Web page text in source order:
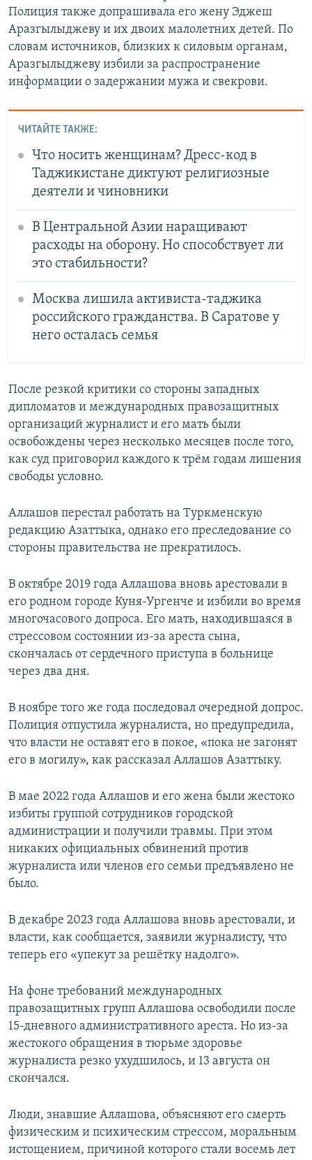
Полиция также допрашивала его жену Эджеш
Аразгылыджеву и их двоих малолетних детей. По
словам источников, близких к силовым органам,
Аразгылыджеву избили за распространение
информации о задержании мужа и свекрови.
ЧИТАЙТЕ ТАКЖЕ:
Что носить женщинам? Дресс-код в
Таджикистане диктуют религиозные
деятели и чиновники
В Центральной Азии наращивают
расходы на оборону. Но способствует ли
это стабильности?
Москва лишила активиста-таджика
российского гражданства. В Саратове у
него осталась семья
После резкой критики со стороны западных
дипломатов и международных правозащитных
организаций журналист и его мать были
освобождены через несколько месяцев после того,
как суд приговорил каждого к трём годам лишения
свободы условно.
Аллашов перестал работать на Туркменскую
редакцию Азаттыка, однако его преследование со
стороны правительства не прекратилось.
В октябре 2019 года Аллашова вновь арестовали в
его родном городе Куня-Ургенче и избили во время
многочасового допроса. Его мать, находившаяся в
стрессовом состоянии из-за ареста сына,
скончалась от сердечного приступа в больнице
через два дня.
В ноябре того же года последовал очередной допрос.
Полиция отпустила журналиста, но предупредила,
что власти не оставят его в покое, «пока не загонят
его в могилу», как рассказал Аллашов Азаттыку.
В мае 2022 года Аллашов и его жена были жестоко
избиты группой сотрудников городской
администрации и получили травмы. При этом
никаких официальных обвинений против
журналиста или членов его семьи предъявлено не
было.
В декабре 2023 года Аллашова вновь арестовали, и
власти, как сообщается, заявили журналисту, что
теперь его «упекут за решётку надолго».
На фоне требований международных
правозащитных групп Аллашова освободили после
15-дневного административного ареста. Но из-за
жестокого обращения в тюрьме здоровье
журналиста резко ухудшилось, и 13 августа он
скончался.
Люди, знавшие Аллашова, объясняют его смерть
физическим и психическим стрессом, моральным
истощением, причиной которого стали восемь лет